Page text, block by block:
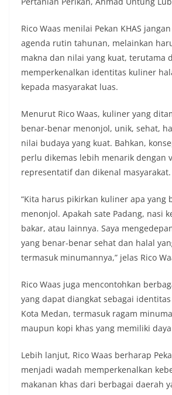
Rico Waas menilai Pekan KHAS
agenda rutin tahunan, melainkan
makna dan nilai yang kuat, terutama
memperkenalkan identitas kuliner
kepada masyarakat luas.
Menurut Rico Waas, kuliner yang
benar-benar menonjol, unik, sehat,
nilai budaya yang kuat. Bahkan,
perlu dikemas lebih menarik dengan
representatif dan dikenal masyarakat.
“Kita harus pikirkan kuliner apa yang
menonjol. Apakah sate Padang, nasi
bakar, atau lainnya. Saya
yang benar-benar sehat dan halal
termasuk minumannya,” jelas Rico
Rico Waas juga mencontohkan
yang dapat diangkat sebagai
Kota Medan, termasuk ragam
maupun kopi khas yang memiliki
Lebih lanjut, Rico Waas berharap
menjadi wadah memperkenalkan
makanan khas dari berbagai daerah